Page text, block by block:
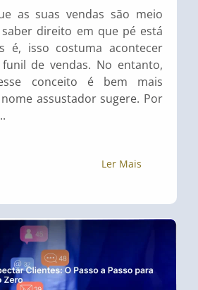
as suas vendas são meio
saber direito em que pé está
é, isso costuma acontecer
de vendas. No entanto,
conceito é bem mais
assustador sugere. Por
Ler Mais